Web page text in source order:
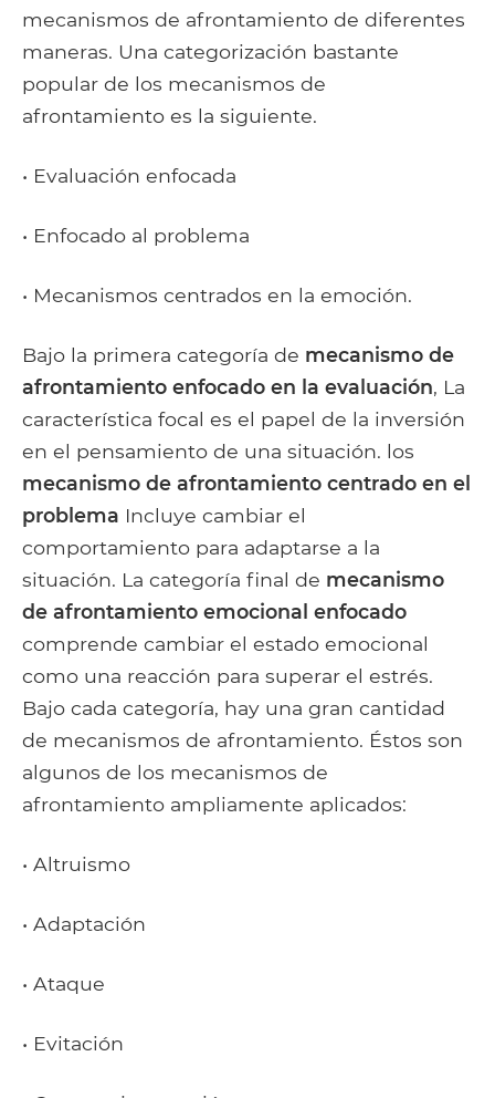
mecanismos de afrontamiento de diferentes
maneras. Una categorización bastante
popular de los mecanismos de
afrontamiento es la siguiente.
• Evaluación enfocada
• Enfocado al problema
• Mecanismos centrados en la emoción.
Bajo la primera categoría de mecanismo de
afrontamiento enfocado en la evaluación, La
característica focal es el papel de la inversión
en el pensamiento de una situación. los
mecanismo de afrontamiento centrado en el
problema Incluye cambiar el
comportamiento para adaptarse a la
situación. La categoría final de mecanismo
de afrontamiento emocional enfocado
comprende cambiar el estado emocional
como una reacción para superar el estrés.
Bajo cada categoría, hay una gran cantidad
de mecanismos de afrontamiento. Éstos son
algunos de los mecanismos de
afrontamiento ampliamente aplicados:
• Altruismo
• Adaptación
• Ataque
• Evitación